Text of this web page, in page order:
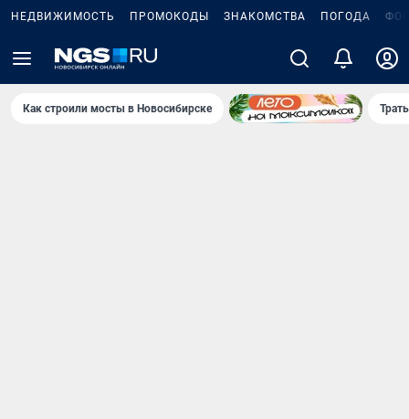
НЕДВИЖИМОСТЬ ПРОМОКОДЫ ЗНАКОМСТВА ПОГОДА
Как строили мосты в Новосибирске